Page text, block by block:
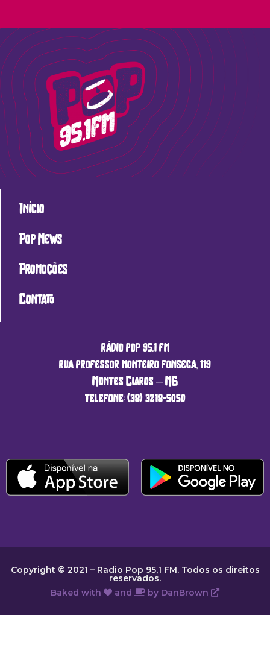
Início
Pop News
Promoções
Contato
rádio pop 95.1 fm
rua professor monteiro fonseca, 119
Montes Claros – MG
telefone: (38) 3218-5050
Copyright © 2021 – Radio Pop 95,1 FM. Todos os direitos
reservados.
Baked with
and by DanBrown